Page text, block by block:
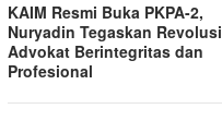
KAIM Resmi Buka PKPA-2,
Nuryadin Tegaskan Revolusi
Advokat Berintegritas dan
Profesional